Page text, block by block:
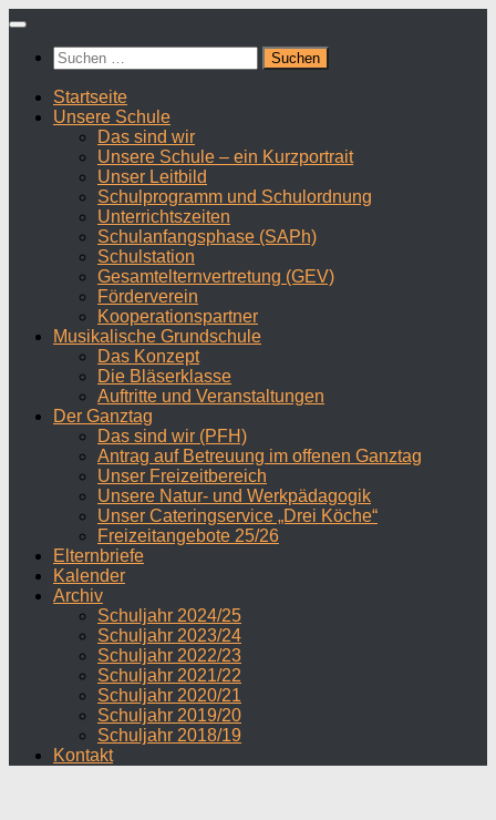
Zum
springenSuchen
nach:
Startseite
Unsere Schule
Das sind wir
Unsere Schule – ein Kurzportrait
Unser Leitbild
Schulprogramm und Schulordnung
Unterrichtszeiten
Schulanfangsphase (SAPh)
Schulstation
Gesamtelternvertretung (GEV)
Förderverein
Kooperationspartner
Musikalische Grundschule
Das Konzept
Die Bläserklasse
Auftritte und Veranstaltungen
Der Ganztag
Das sind wir (PFH)
Antrag auf Betreuung im offenen Ganztag
Unser Freizeitbereich
Unsere Natur- und Werkpädagogik
Unser Cateringservice „Drei Köche“
Freizeitangebote 25/26
Elternbriefe
Kalender
Archiv
Schuljahr 2024/25
Schuljahr 2023/24
Schuljahr 2022/23
Schuljahr 2021/22
Schuljahr 2020/21
Schuljahr 2019/20
Schuljahr 2018/19
Kontakt